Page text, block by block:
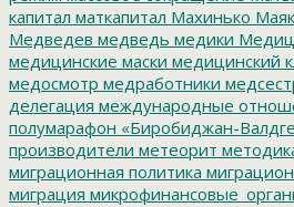
капитал маткапитал Махинько Маяк
Медведев медведь медики
медицинские маски медицинский
медосмотр медработники
делегация международные
полумарафон «Биробиджан-
производители метеорит
миграционная политика
миграция